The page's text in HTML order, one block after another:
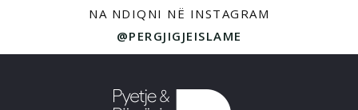
NA NDIQNI NË INSTAGRAM
@PERGJIGJEISLAME